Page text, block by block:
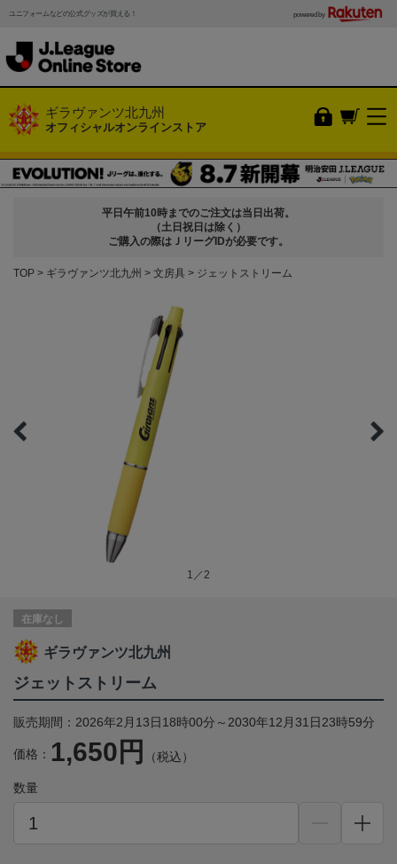
ユニフォームなどの公式グッズが買える！ powered by
ギラヴァンツ北九州
オフィシャルオンラインストア
平日午前10時までのご注文は当日出荷。
（土日祝日は除く）
ご購入の際はＪリーグIDが必要です。
TOP ギラヴァンツ北九州 文房具 ジェットストリーム
1／2
在庫なし
ギラヴァンツ北九州
ジェットストリーム
販売期間：2026年2月13日18時00分～2030年12月31日23時59分
価格： 1,650円 （税込）
数量